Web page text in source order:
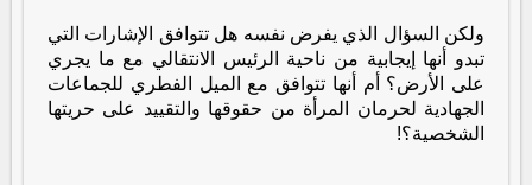
ولكن السؤال الذي يفرض نفسه هل تتوافق الإشارات التي
تبدو أنها إيجابية من ناحية الرئيس الانتقالي مع ما يجري
على الأرض؟ أم أنها تتوافق مع الميل الفطري للجماعات
الجهادية لحرمان المرأة من حقوقها والتقييد على حريتها
الشخصية؟!